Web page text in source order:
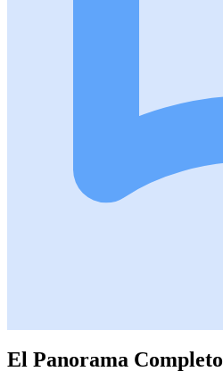
El Panorama Completo